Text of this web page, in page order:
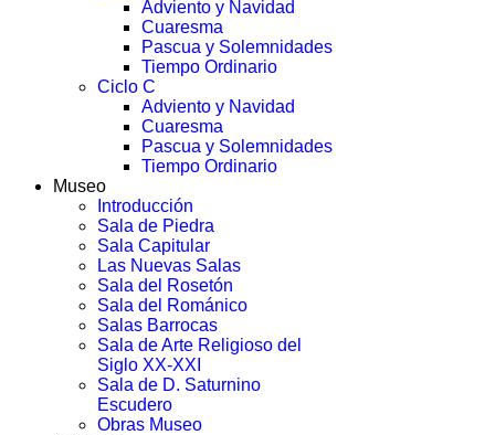
Adviento y Navidad
Cuaresma
Pascua y Solemnidades
Tiempo Ordinario
Ciclo C
Adviento y Navidad
Cuaresma
Pascua y Solemnidades
Tiempo Ordinario
Museo
Introducción
Sala de Piedra
Sala Capitular
Las Nuevas Salas
Sala del Rosetón
Sala del Románico
Salas Barrocas
Sala de Arte Religioso del
Siglo XX-XXI
Sala de D. Saturnino
Escudero
Obras Museo